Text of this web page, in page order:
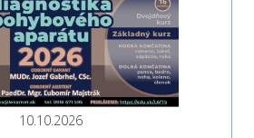
10.10.2026